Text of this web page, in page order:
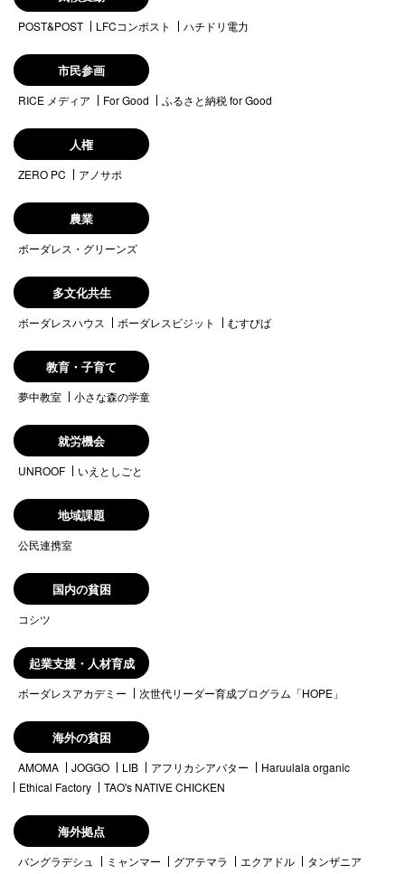
POST&POST LFCコンポスト ハチドリ電力
市民参画
RICE メディア For Good ふるさと納税 for Good
人権
ZERO PC アノサポ
農業
ボーダレス・グリーンズ
多文化共生
ボーダレスハウス ボーダレスビジット むすびば
教育・子育て
夢中教室 小さな森の学童
就労機会
UNROOF いえとしごと
地域課題
公民連携室
国内の貧困
コシツ
起業支援・人材育成
ボーダレスアカデミー 次世代リーダー育成プログラム「HOPE」
海外の貧困
AMOMA JOGGO LIB アフリカシアバター
Haruulala organic
Ethical Factory
TAO's NATIVE CHICKEN
海外拠点
バングラデシュ ミャンマー グアテマラ エクアドル
タンザニア